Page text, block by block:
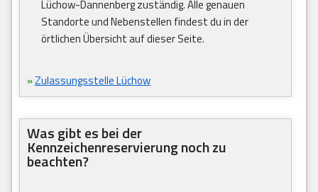
Lüchow-Dannenberg zuständig. Alle genauen
Standorte und Nebenstellen findest du in der
örtlichen Übersicht auf dieser Seite.
»Zulassungsstelle Lüchow
Was gibt es bei der
Kennzeichenreservierung noch zu
beachten?